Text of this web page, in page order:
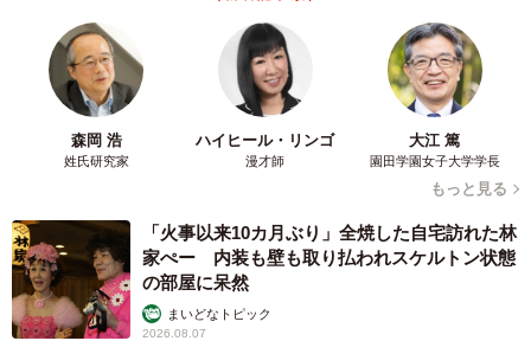
森岡 浩
姓氏研究家
ハイヒール・リンゴ
漫才師
大江 篤
園田学園女子大学学長
もっと見る
「火事以来10カ月ぶり」全焼した自宅訪れた林
家ぺー 内装も壁も取り払われスケルトン状態
の部屋に呆然
まいどなトピック
2026.08.07